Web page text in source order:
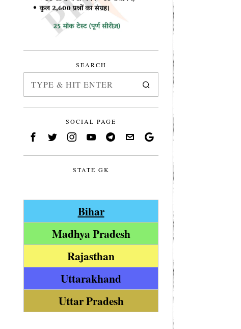
SEARCH
SOCIAL PAGE
STATE GK
Bihar
Madhya Pradesh
Rajasthan
Uttarakhand
Uttar Pradesh